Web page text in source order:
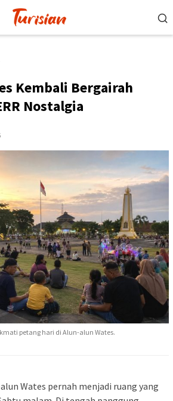
Kembali Bergairah
Nostalgia
petang hari di Alun-alun Wates.
Wates pernah menjadi ruang yang